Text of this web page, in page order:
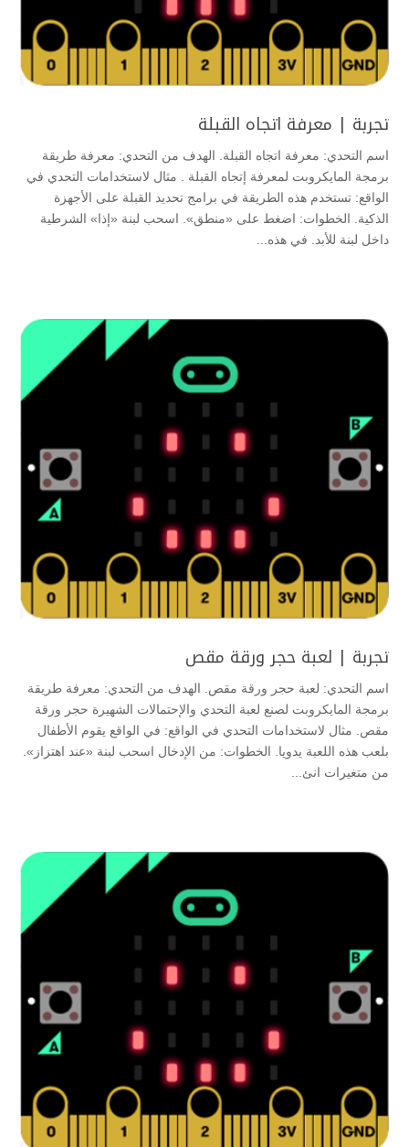
تجربة | معرفة اتجاه القبلة
اسم التحدي: معرفة اتجاه القبلة. الهدف من التحدي: معرفة طريقة
برمجة المايكروبت لمعرفة إتجاه القبلة . مثال لاستخدامات التحدي في
الواقع: تستخدم هذه الطريقة في برامج تحديد القبلة على الأجهزة
الذكية. الخطوات: اضغط على «منطق». اسحب لبنة «إذا» الشرطية
داخل لبنة للأبد. في هذه...
تجربة | لعبة حجر ورقة مقص
اسم التحدي: لعبة حجر ورقة مقص. الهدف من التحدي: معرفة طريقة
برمجة المايكروبت لصنع لعبة التحدي والإحتمالات الشهيرة حجر ورقة
مقص. مثال لاستخدامات التحدي في الواقع: في الواقع يقوم الأطفال
بلعب هذه اللعبة يدويا. الخطوات: من الإدخال اسحب لبنة «عند اهتزاز».
من متغيرات انئ...